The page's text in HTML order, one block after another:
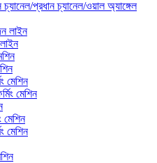
চ্যানেল/প্রধান চ্যানেল/ওয়াল অ্যাঙ্গেল
লাইন
মেশিন
মেশিন
মেশিন